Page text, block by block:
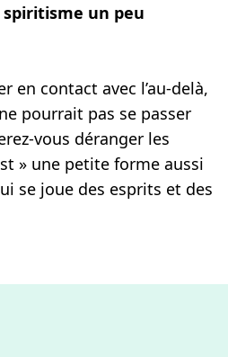
un peu
en contact avec l’au-delà,
pourrait pas se passer
vous déranger les
» une petite forme aussi
se joue des esprits et des